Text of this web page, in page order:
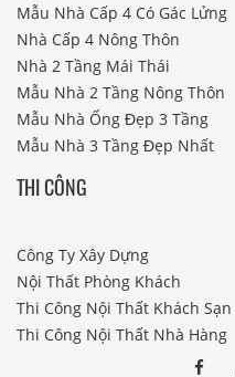
Mẫu Nhà Cấp 4 Có Gác Lửng
Nhà Cấp 4 Nông Thôn
Nhà 2 Tầng Mái Thái
Mẫu Nhà 2 Tầng Nông Thôn
Mẫu Nhà Ống Đẹp 3 Tầng
Mẫu Nhà 3 Tầng Đẹp Nhất
THI CÔNG
Công Ty Xây Dựng
Nội Thất Phòng Khách
Thi Công Nội Thất Khách Sạn
Thi Công Nội Thất Nhà Hàng